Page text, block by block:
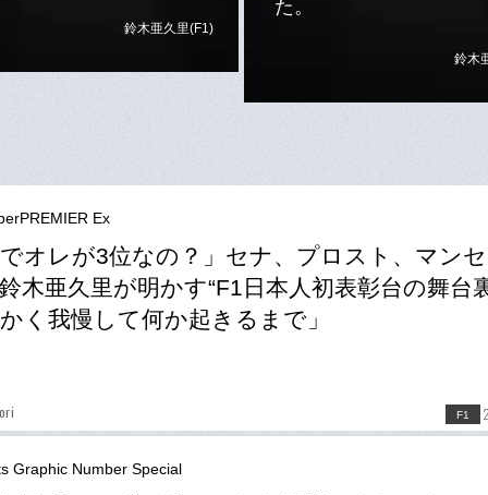
鈴木亜久里(F1)
た。
鈴木
Ex
オレが3位なの？」セナ、プロスト、マン
木亜久里が明かす“F1日本人初表彰台の舞台
く我慢して何か起きるまで」
F1
Graphic Number Special